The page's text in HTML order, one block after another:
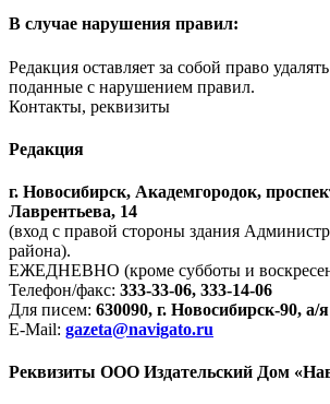
В случае нарушения правил:
Редакция оставляет за собой право
поданные с нарушением правил.
Контакты, реквизиты
Редакция
г. Новосибирск, Академгородок,
Лаврентьева, 14
(вход с правой стороны здания
района).
ЕЖЕДНЕВНО (кроме субботы и
Телефон/факс: 333-33-06, 333-14-06
Для писем: 630090, г. Новосибирск-90, а/я
E-Mail: gazeta@navigato.ru
Реквизиты ООО Издательский Дом